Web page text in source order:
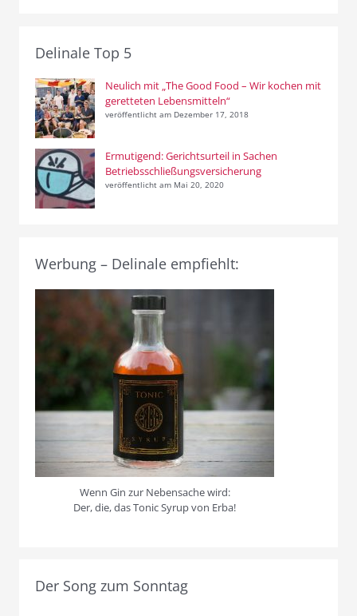
Delinale Top 5
Neulich mit „The Good Food – Wir kochen mit
geretteten Lebensmitteln“
veröffentlicht am Dezember 17, 2018
Ermutigend: Gerichtsurteil in Sachen
Betriebsschließungsversicherung
veröffentlicht am Mai 20, 2020
Werbung – Delinale empfiehlt:
Wenn Gin zur Nebensache wird:
Der, die, das Tonic Syrup von Erba!
Der Song zum Sonntag